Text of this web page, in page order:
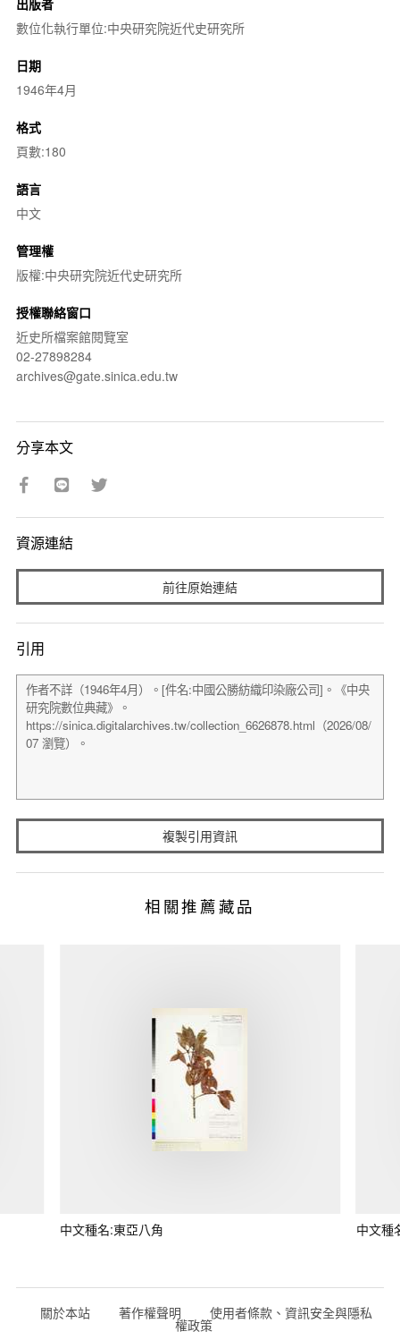
數位化執行單位:中央研究院近代史研究所
日期
1946年4月
格式
頁數:180
語言
中文
管理權
版權:中央研究院近代史研究所
授權聯絡窗口
近史所檔案館閱覽室
02-27898284
archives@gate.sinica.edu.tw
分享本文
資源連結
前往原始連結
引用
複製引用資訊
相關推薦藏品
中文種名:東亞八角 中文種
關於本站 著作權聲明 使用者條款、資訊安全與隱私
權政策